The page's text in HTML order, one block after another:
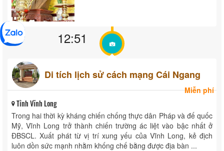
12:51
Di tích lịch sử cách mạng Cái Ngang
Miễn phí
Tỉnh Vĩnh Long
Trong hai thời kỳ kháng chiến chống thực dân Pháp và đế quốc
Mỹ, Vĩnh Long trở thành chiến trường ác liệt vào bậc nhất ở
ĐBSCL. Xuất phát từ vị trí xung yếu của Vĩnh Long, kẻ địch
luôn dồn sức mạnh nhằm khống chế bằng được địa bàn ...